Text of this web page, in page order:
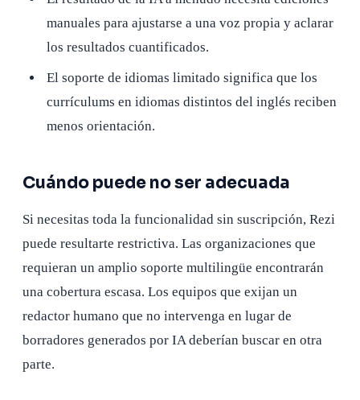
manuales para ajustarse a una voz propia y aclarar
los resultados cuantificados.
El soporte de idiomas limitado significa que los
currículums en idiomas distintos del inglés reciben
menos orientación.
Cuándo puede no ser adecuada
Si necesitas toda la funcionalidad sin suscripción, Rezi
puede resultarte restrictiva. Las organizaciones que
requieran un amplio soporte multilingüe encontrarán
una cobertura escasa. Los equipos que exijan un
redactor humano que no intervenga en lugar de
borradores generados por IA deberían buscar en otra
parte.